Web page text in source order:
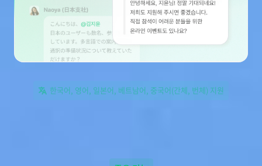
한국어, 영어, 일본어, 베트남어, 중국어(간체, 번체) 지원